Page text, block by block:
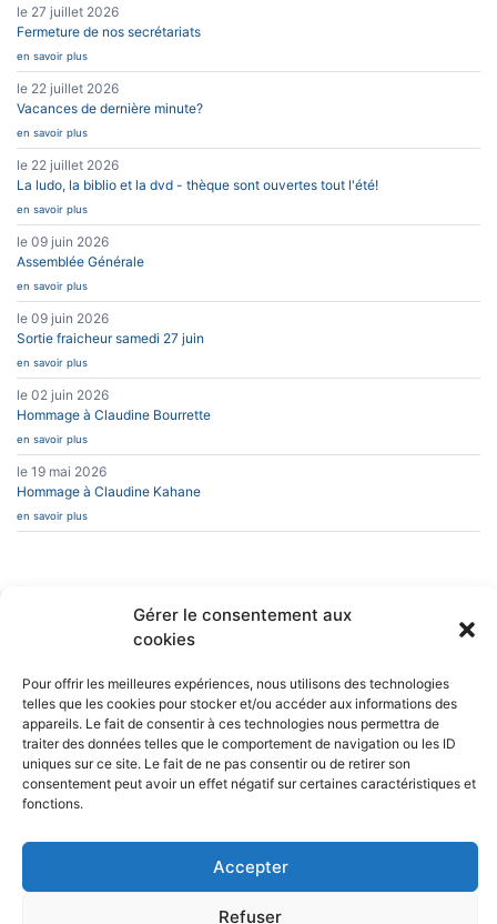
Gérer le consentement aux
cookies
Pour offrir les meilleures expériences, nous utilisons des technologies
telles que les cookies pour stocker et/ou accéder aux informations des
appareils. Le fait de consentir à ces technologies nous permettra de
traiter des données telles que le comportement de navigation ou les ID
uniques sur ce site. Le fait de ne pas consentir ou de retirer son
consentement peut avoir un effet négatif sur certaines caractéristiques et
fonctions.
Accepter
Refuser
le 27 juillet 2026
Fermeture de nos secrétariats
en savoir plus
le 22 juillet 2026
Vacances de dernière minute?
en savoir plus
le 22 juillet 2026
La ludo, la biblio et la dvd - thèque sont ouvertes tout l'été!
en savoir plus
le 09 juin 2026
Assemblée Générale
en savoir plus
le 09 juin 2026
Sortie fraicheur samedi 27 juin
en savoir plus
le 02 juin 2026
Hommage à Claudine Bourrette
en savoir plus
le 19 mai 2026
Hommage à Claudine Kahane
en savoir plus
CAESUG
25 avenue des
Martyrs
BP 166
38042 Grenoble
Cedex 9
nous écrire
EN SAVOIR PLUS
L’ASSOCIATION
NEWSLETTERS